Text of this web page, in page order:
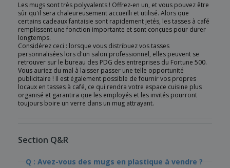
Les mugs sont très polyvalents ! Offrez-en un, et vous pouvez être
sûr qu'il sera chaleureusement accueilli et utilisé. Alors que
certains cadeaux fantaisie sont rapidement jetés, les tasses à café
remplissent une fonction importante et sont conçues pour durer
longtemps.
Considérez ceci : lorsque vous distribuez vos tasses
personnalisées lors d'un salon professionnel, elles peuvent se
retrouver sur le bureau des PDG des entreprises du Fortune 500.
Vous auriez du mal à laisser passer une telle opportunité
publicitaire ! Il est également possible de fournir vos propres
locaux en tasses à café, ce qui rendra votre espace cuisine plus
organisé et garantira que les employés et les invités pourront
toujours boire un verre dans un mug attrayant.
Section Q&R
Q : Avez-vous des mugs en plastique à vendre ?